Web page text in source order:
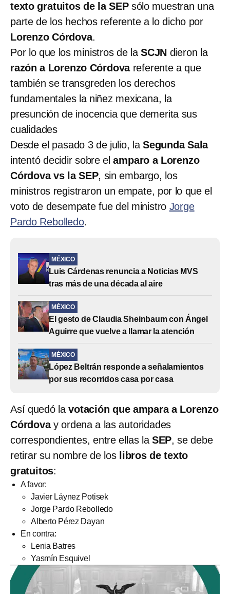
texto gratuitos de la SEPsólo muestran una
parte de los hechos referente a lo dicho por
Lorenzo Córdova.
Por lo que los ministros de la SCJN dieron la
razón a Lorenzo Córdovareferente a que
también se transgreden los derechos
fundamentales la niñez mexicana, la
presunción de inocencia que demerita sus
cualidades
Desde el pasado 3 de julio, la Segunda Sala
intentó decidir sobre elamparo a Lorenzo
Córdova vs la SEP, sin embargo, los
ministros registraron un empate, por lo que el
voto de desempate fue del ministro Jorge
Pardo Rebolledo.
MÉXICO
Luis Cárdenas renuncia a Noticias MVS
tras más de una década al aire
MÉXICO
El gesto de Claudia Sheinbaum con Ángel
Aguirre que vuelve a llamar la atención
MÉXICO
López Beltrán responde a señalamientos
por sus recorridos casa por casa
Así quedó lavotación que ampara a Lorenzo
Córdovay ordena a las autoridades
correspondientes, entre ellas la SEP, se debe
retirar su nombre de los libros de texto
gratuitos:
A favor:
Javier Láynez Potisek
Jorge Pardo Rebolledo
Alberto Pérez Dayan
En contra:
Lenia Batres
Yasmín Esquivel